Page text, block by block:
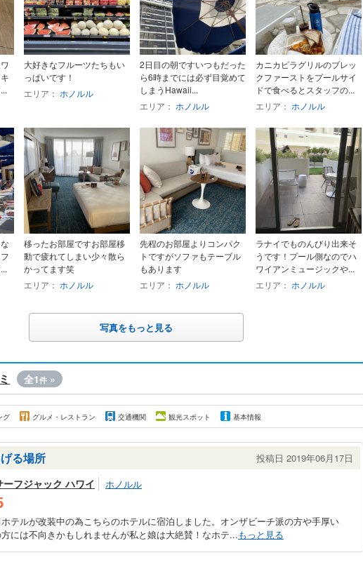
大好きなフルーツたちもい
っぱいです！
エリア： ホノルル
2日目の朝ですいつもだった
ら6時までには必ず目覚めて
しまうHawaii...
エリア： ホノルル
カニカピラグリルのブレッ
クファーストをプールサイ
ドで食べるとスタッフの...
エリア： ホノルル
移ったお部屋ですお部屋移
動で疲れてしまい少々散ら
かってます笑
エリア： ホノルル
先程のお部屋よりコンパク
トですがソファもテーブル
もあります
エリア： ホノルル
ラナイでものんびり出来そ
うです！プール側なのでハ
ワイアンミュージックや...
エリア： ホノルル
写真をもっと見る
全1件 »
グ グルメ・レストラン 交通機関 観光スポット 基本情報
る場所 投稿日 2019年06月17日
フジャック ハワイ ホノルル
テルが改装中の為こちらのホテルに宿泊しました。オンザビーチ派の方や手厚い
には不向きかもしれませんが私と娘は大絶賛！なホテ...もっと見る